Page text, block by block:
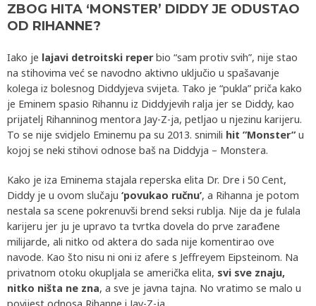
ZBOG HITA ‘MONSTER’ DIDDY JE ODUSTAO
OD RIHANNE?
Iako je lajavi detroitski reperbio “sam protiv svih”, nije stao
na stihovima već se navodno aktivno uključio u spašavanje
kolega iz bolesnog Diddyjeva svijeta. Tako je “pukla” priča kako
je Eminem spasio Rihannu iz Diddyjevih ralja jer se Diddy, kao
prijatelj Rihanninog mentora Jay-Z-ja, petljao u njezinu karijeru.
To se nije svidjelo Eminemu pa su 2013. snimili hit ”Monster” u
kojoj se neki stihovi odnose baš na Diddyja – Monstera.
Kako je iza Eminema stajala reperska elita Dr. Dre i 50 Cent,
Diddy je u ovom slučaju ‘povukao ručnu’, a Rihanna je potom
nestala sa scene pokrenuvši brend seksi rublja. Nije da je fulala
karijeru jer ju je upravo ta tvrtka dovela do prve zarađene
milijarde, ali nitko od aktera do sada nije komentirao ove
navode. Kao što nisu ni oni iz afere s Jeffreyem Eipsteinom. Na
privatnom otoku okupljala se američka elita, svi sve znaju,
nitko ništa ne zna, a sve je javna tajna. No vratimo se malo u
povijest odnosa Rihanne i Jay-Z-ja.